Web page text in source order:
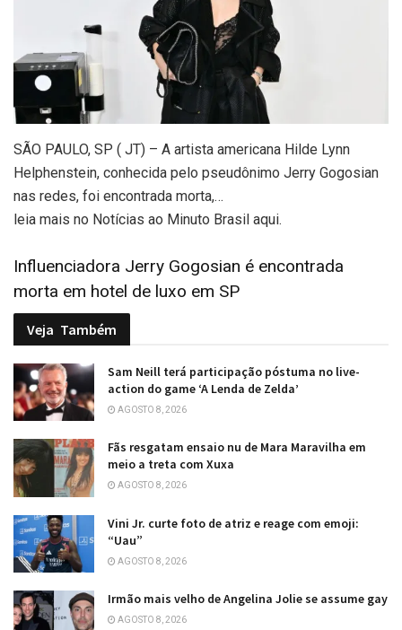
SÃO PAULO, SP ( JT) – A artista americana Hilde Lynn
Helphenstein, conhecida pelo pseudônimo Jerry Gogosian
nas redes, foi encontrada morta,…
leia mais no Notícias ao Minuto Brasil aqui.
Influenciadora Jerry Gogosian é encontrada
morta em hotel de luxo em SP
Veja Também
Sam Neill terá participação póstuma no live-
action do game ‘A Lenda de Zelda’
AGOSTO 8, 2026
Fãs resgatam ensaio nu de Mara Maravilha em
meio a treta com Xuxa
AGOSTO 8, 2026
Vini Jr. curte foto de atriz e reage com emoji:
“Uau”
AGOSTO 8, 2026
Irmão mais velho de Angelina Jolie se assume gay
AGOSTO 8, 2026